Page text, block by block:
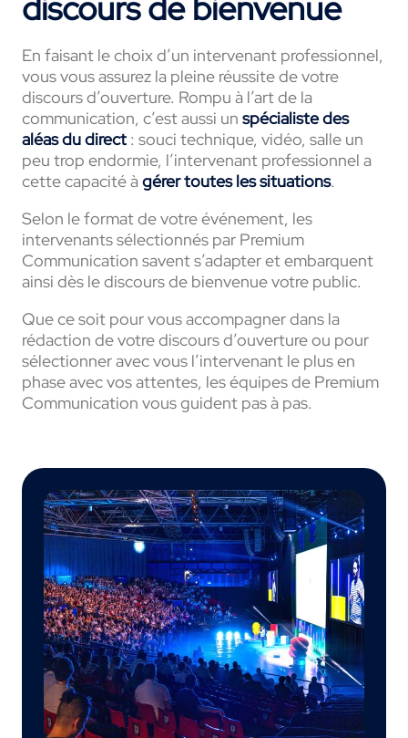
En faisant le choix d’un intervenant professionnel,
vous vous assurez la pleine réussite de votre
discours d’ouverture. Rompu à l’art de la
communication, c’est aussi un spécialiste des
aléas du direct : souci technique, vidéo, salle un
peu trop endormie, l’intervenant professionnel a
cette capacité àgérer toutes les situations.
Selon le format de votre événement, les
intervenants sélectionnés par Premium
Communication savent s’adapter et embarquent
ainsi dès le discours de bienvenue votre public.
Que ce soit pour vous accompagner dans la
rédaction de votre discours d’ouverture ou pour
sélectionner avec vous l’intervenant le plus en
phase avec vos attentes, les équipes de Premium
Communication vous guident pas à pas.